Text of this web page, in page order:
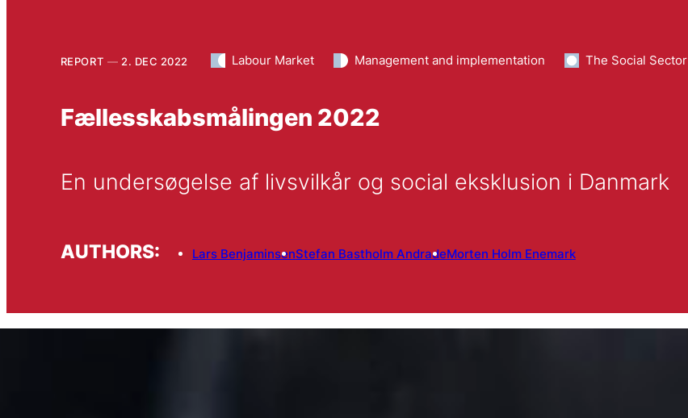
REPORT 2. DEC 2022 Labour Market Management and implementation The Social Sector
Fællesskabsmålingen 2022
En undersøgelse af livsvilkår og social eksklusion i Danmark
AUTHORS: Lars BenjaminsenStefan Bastholm AndradeMorten Holm Enemark